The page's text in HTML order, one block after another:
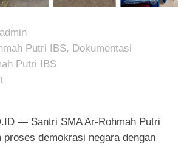
Putri IBS, Dokumentasi
Putri IBS
— Santri SMA Ar-Rohmah Putri
demokrasi negara dengan